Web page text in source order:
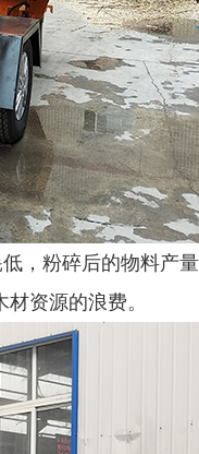
粉碎后的物料产
资源的浪费。